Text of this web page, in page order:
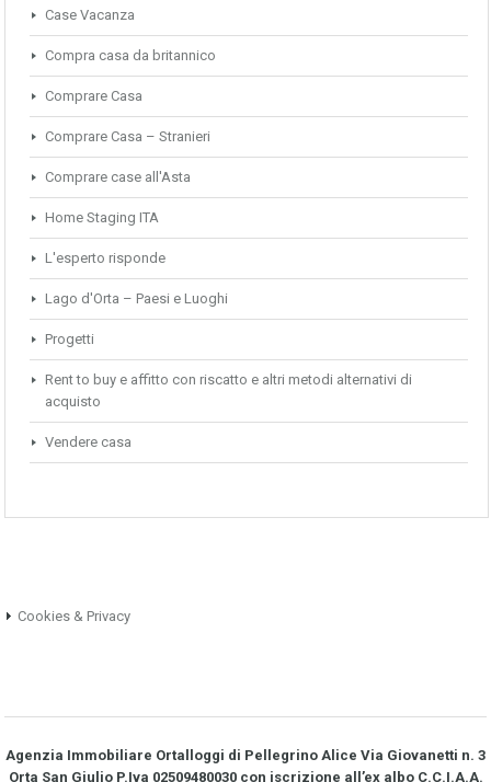
Case Vacanza
Compra casa da britannico
Comprare Casa
Comprare Casa – Stranieri
Comprare case all'Asta
Home Staging ITA
L'esperto risponde
Lago d'Orta – Paesi e Luoghi
Progetti
Rent to buy e affitto con riscatto e altri metodi alternativi di
acquisto
Vendere casa
Cookies & Privacy
Agenzia Immobiliare Ortalloggi di Pellegrino Alice Via Giovanetti n. 3
Orta San Giulio P.Iva 02509480030 con iscrizione all’ex albo C.C.I.A.A.